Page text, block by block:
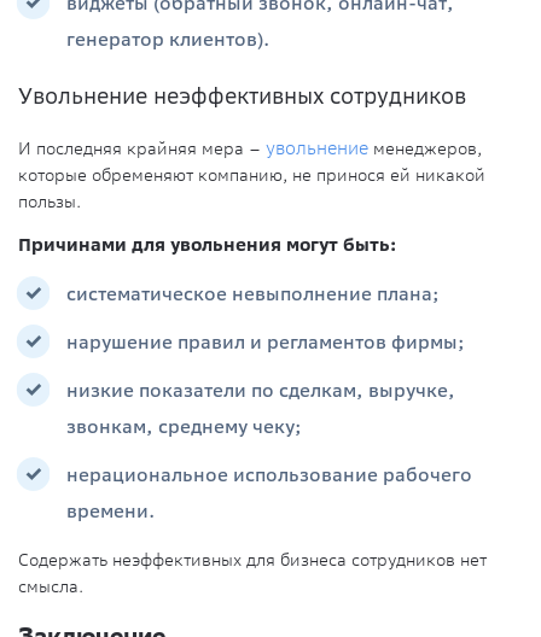
генератор клиентов).
Увольнение неэффективных сотрудников
И последняя крайняя мера – увольнение менеджеров,
которые обременяют компанию, не принося ей никакой
пользы.
Причинами для увольнения могут быть:
систематическое невыполнение плана;
нарушение правил и регламентов фирмы;
низкие показатели по сделкам, выручке,
звонкам, среднему чеку;
нерациональное использование рабочего
времени.
Содержать неэффективных для бизнеса сотрудников нет
смысла.